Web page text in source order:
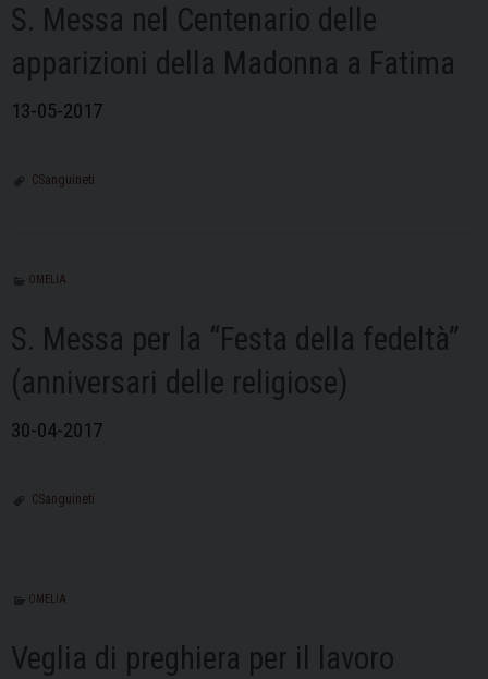
S. Messa nel Centenario delle
apparizioni della Madonna a Fatima
13-05-2017
CSanguineti
OMELIA
S. Messa per la “Festa della fedeltà”
(anniversari delle religiose)
30-04-2017
CSanguineti
OMELIA
Veglia di preghiera per il lavoro